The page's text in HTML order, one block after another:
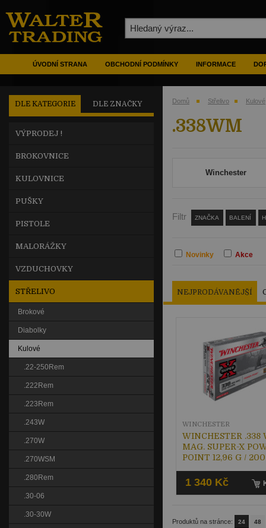
ÚVODNÍ STRANA OBCHODNÍ PODMÍNKY INFORMACE
Domů Střelivo Kulové
.338WM
Winchester
Filtr ZNAČKA BALENÍ
Novinky Akce
NEJPRODÁVANĚJŠÍ
WINCHESTER .338
MAG. SUPER-X
POINT 12,96 G /
WINCHESTER
1 340 Kč
Produktů na stránce: 24 48
DLE KATEGORIE DLE ZNAČKY
VÝPRODEJ !
BROKOVNICE
KULOVNICE
PUŠKY
PISTOLE
MALORÁŽKY
VZDUCHOVKY
STŘELIVO
Brokové
Diabolky
Kulové
.22-250Rem
.222Rem
.223Rem
.243W
.270W
.270WSM
.280Rem
.30-06
.30-30W